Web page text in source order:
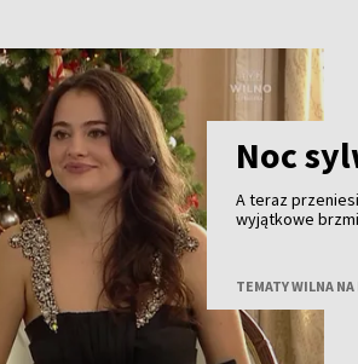
Noc
A teraz
wyjątkowe
śpiewaczka,
wszystkim ze
TEMATY WILNA